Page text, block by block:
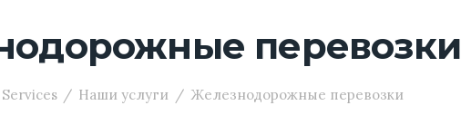
перевозки
Наши услуги Железнодорожные перевозки